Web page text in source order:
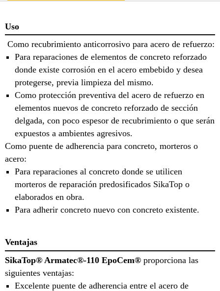
Uso
Como recubrimiento anticorrosivo para acero de refuerzo:
Para reparaciones de elementos de concreto reforzado
donde existe corrosión en el acero embebido y desea
protegerse, previa limpieza del mismo.
Como protección preventiva del acero de refuerzo en
elementos nuevos de concreto reforzado de sección
delgada, con poco espesor de recubrimiento o que serán
expuestos a ambientes agresivos.
Como puente de adherencia para concreto, morteros o
acero:
Para reparaciones al concreto donde se utilicen
morteros de reparación predosificados SikaTop o
elaborados en obra.
Para adherir concreto nuevo con concreto existente.
Ventajas
SikaTop® Armatec®-110 EpoCem® proporciona las
siguientes ventajas:
Excelente puente de adherencia entre el acero de